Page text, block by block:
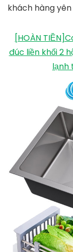
khách hàng
[HOÀN
đúc liền khối 2
lạnh